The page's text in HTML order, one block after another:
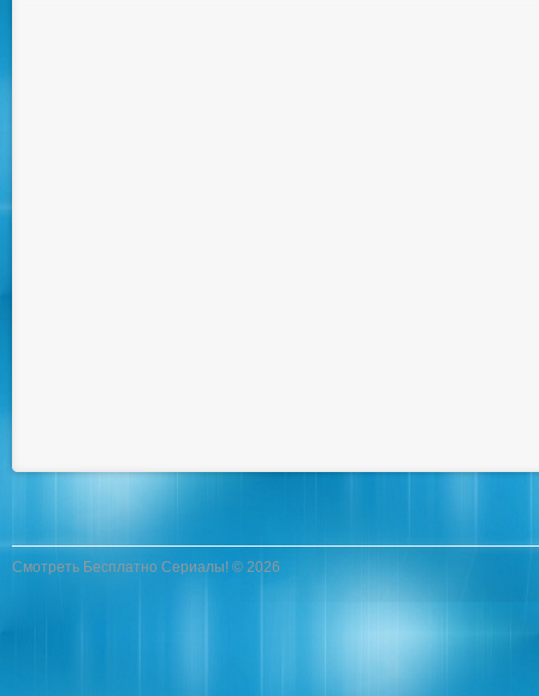
Смотреть Бесплатно Сериалы! © 2026